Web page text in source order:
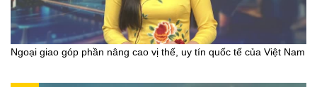
Ngoại giao góp phần nâng cao vị thế, uy tín quốc tế của Việt Nam